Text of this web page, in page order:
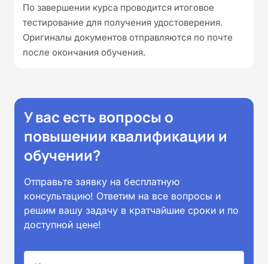
По завершении курса проводится итоговое
тестирование для получения удостоверения.
Оригиналы документов отправляются по почте
после окончания обучения.
У вас есть вопросы о
повышении квалификации и
обучении?
Отправьте заявку на бесплатную
консультацию! Ответим на все вопросы и
решим вашу задачу в кратчайшие сроки и по
доступной цене!